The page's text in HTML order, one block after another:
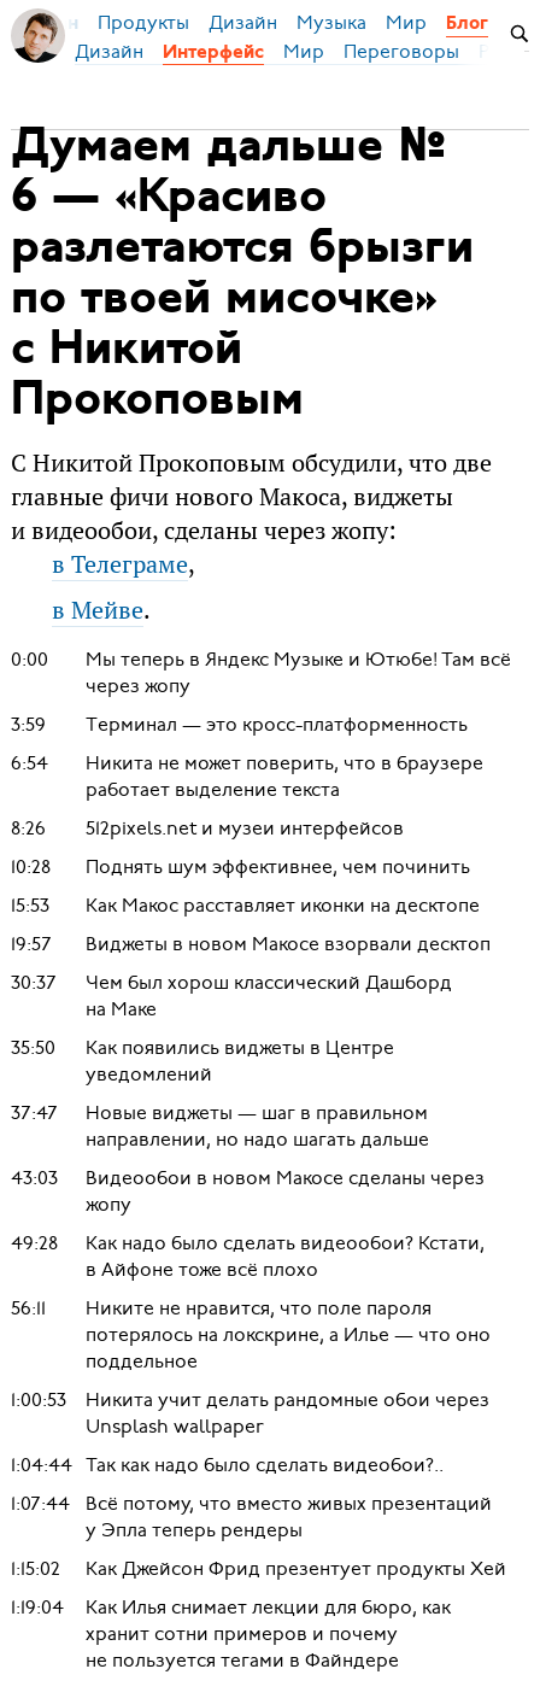
Бирман Продукты Дизайн Музыка Мир Блог
Дизайн Интерфейс Мир Переговоры
Думаем дальше №
6 — «Красиво
разлетаются брызги
по твоей мисочке»
с Никитой
Прокоповым
С Никитой Прокоповым обсудили, что две
главные фичи нового Макоса, виджеты
и видеообои, сделаны через жопу:
в Телеграме,
в Мейве.
0:00
Мы теперь в Яндекс Музыке и Ютюбе! Там всё
через жопу
3:59
Терминал — это кросс-платформенность
6:54
Никита не может поверить, что в браузере
работает выделение текста
8:26
512pixels.net и музеи интерфейсов
10:28
Поднять шум эффективнее, чем починить
15:53
Как Макос расставляет иконки на десктопе
19:57
Виджеты в новом Макосе взорвали десктоп
30:37
Чем был хорош классический Дашборд
на Маке
35:50
Как появились виджеты в Центре
уведомлений
37:47
Новые виджеты — шаг в правильном
направлении, но надо шагать дальше
43:03
Видеообои в новом Макосе сделаны через
жопу
49:28
Как надо было сделать видеообои? Кстати,
в Айфоне тоже всё плохо
56:11
Никите не нравится, что поле пароля
потерялось на локскрине, а Илье — что оно
поддельное
1:00:53
Никита учит делать рандомные обои через
Unsplash wallpaper
1:04:44 Так как надо было сделать видеобои?..
1:07:44
Всё потому, что вместо живых презентаций
у Эпла теперь рендеры
1:15:02
Как Джейсон Фрид презентует продукты Хей
1:19:04
Как Илья снимает лекции для бюро, как
хранит сотни примеров и почему
не пользуется тегами в Файндере